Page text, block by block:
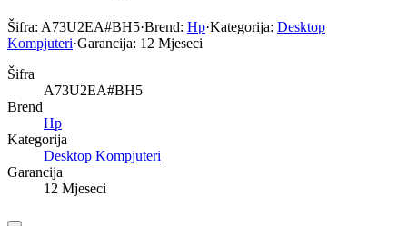
Šifra: A73U2EA#BH5·Brend: Hp·Kategorija: Desktop
Kompjuteri·Garancija: 12 Mjeseci
Šifra
A73U2EA#BH5
Brend
Hp
Kategorija
Desktop Kompjuteri
Garancija
12 Mjeseci